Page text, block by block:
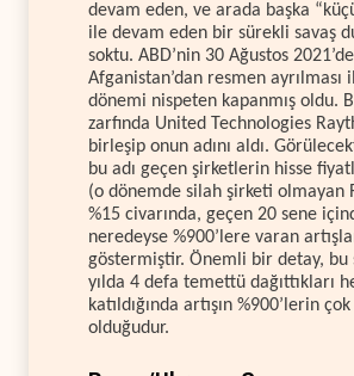
devam eden, ve arada başka
ile devam eden bir sürekli savaş
soktu. ABD’nin 30 Ağustos 2021’de
Afganistan’dan resmen ayrılması
dönemi nispeten kapanmış oldu.
zarfında United Technologies
birleşip onun adını aldı.
bu adı geçen şirketlerin hisse
(o dönemde silah şirketi olmayan
%15 civarında, geçen 20 sene
neredeyse %900’lere varan
göstermiştir. Önemli bir detay, bu
yılda 4 defa temettü dağıttıkları
katıldığında artışın %900’lerin
olduğudur.